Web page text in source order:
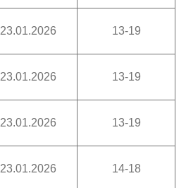
23.01.2026 13-19
23.01.2026 13-19
23.01.2026 13-19
23.01.2026 14-18